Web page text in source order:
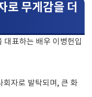
로 무게감을 더
표하는 배우 이병헌입
회자로 발탁되며, 큰 화